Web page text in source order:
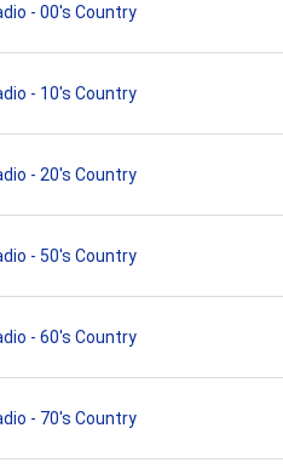
- 00's Country
- 10's Country
- 20's Country
- 50's Country
- 60's Country
- 70's Country